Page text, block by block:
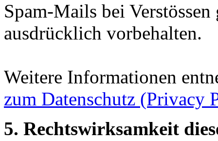
Spam-Mails bei
ausdrücklich vorbehalten.
Weitere Informationen
zum Datenschutz (Privacy
5. Rechtswirksamkeit